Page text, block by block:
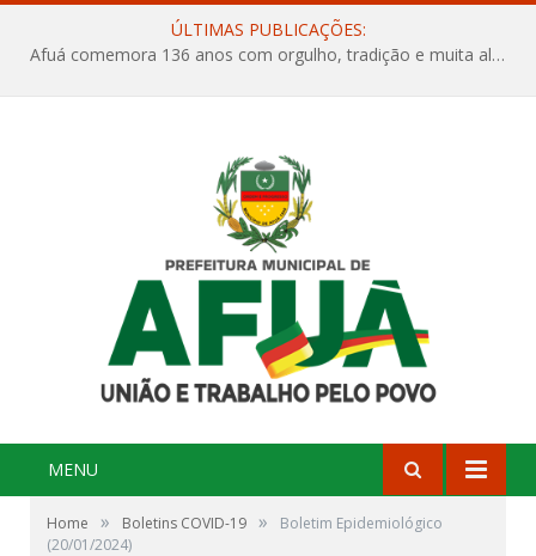
ÚLTIMAS PUBLICAÇÕES:
Afuá comemora 136 anos com orgulho, tradição e muita alegria na Quadra Dr. Nelson Salomão
MENU
Home » Boletins COVID-19 »
Boletim Epidemiológico
(20/01/2024)